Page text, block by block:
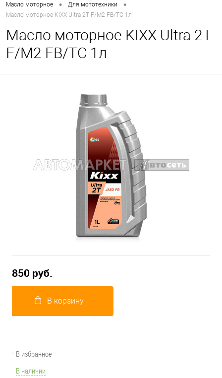
Масло моторное • Для мототехники •
Масло моторное KIXX Ultra 2T F/M2 FB/TC 1л
Масло моторное KIXX Ultra 2T
F/M2 FB/TC 1л
850 руб.
В корзину
В избранное
В наличии